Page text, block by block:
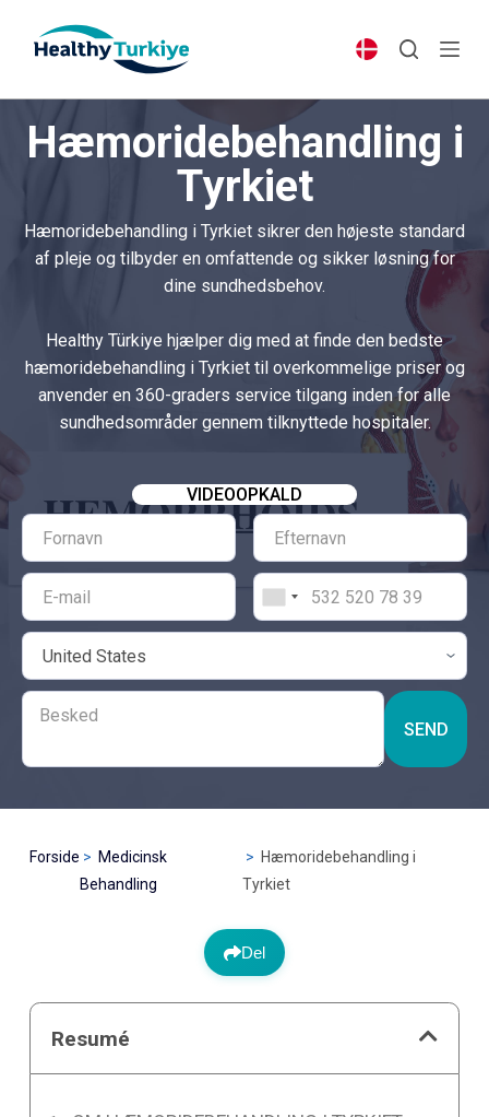
p
o
n
Hæmoridebehandling i
Tyrkiet
Hæmoridebehandling i Tyrkiet sikrer den højeste standard
af pleje og tilbyder en omfattende og sikker løsning for
dine sundhedsbehov.
Healthy Türkiye hjælper dig med at finde den bedste
hæmoridebehandling i Tyrkiet til overkommelige priser og
anvender en 360-graders service tilgang inden for alle
sundhedsområder gennem tilknyttede hospitaler.
VIDEOOPKALD
SEND
Forside
Medicinsk
Behandling
Hæmoridebehandling i
Tyrkiet
Del
Resumé